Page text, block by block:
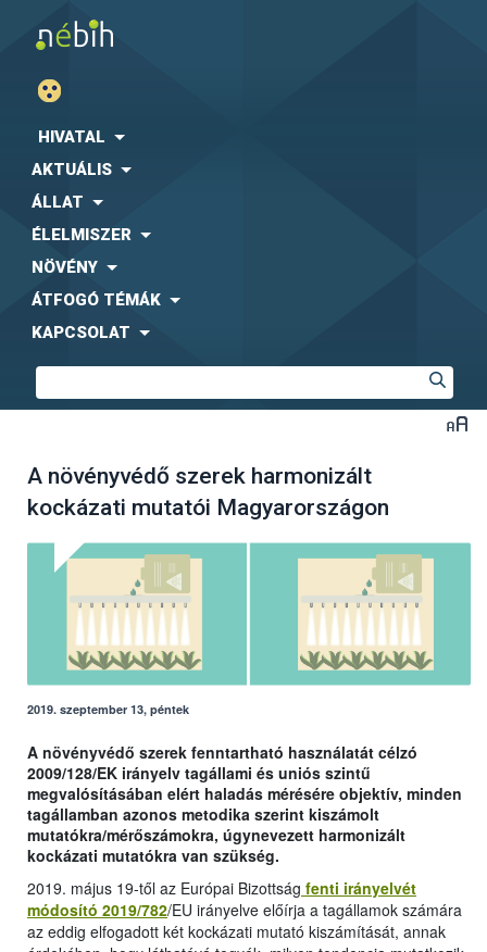
HIVATAL
AKTUÁLIS
ÁLLAT
ÉLELMISZER
NÖVÉNY
ÁTFOGÓ TÉMÁK
KAPCSOLAT
A növényvédő szerek harmonizált
kockázati mutatói Magyarországon
2019. szeptember 13, péntek
A növényvédő szerek fenntartható használatát célzó
2009/128/EK irányelv tagállami és uniós szintű
megvalósításában elért haladás mérésére objektív, minden
tagállamban azonos metodika szerint kiszámolt
mutatókra/mérőszámokra, úgynevezett harmonizált
kockázati mutatókra van szükség.
2019. május 19-től az Európai Bizottság fenti irányelvét
módosító 2019/782/EU irányelve előírja a tagállamok számára
az eddig elfogadott két kockázati mutató kiszámítását, annak